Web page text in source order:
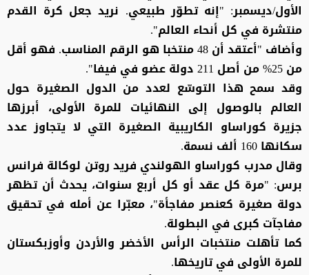
الأول/ديسمبر: "إنه تطوّر طبيعي. نريد جعل كرة القدم
منتشرة في كل أنحاء العالم".
وأضاف "أعتقد أن 48 منتخبا هو الرقم المناسب. فهو أقل
من 25% من أصل 211 دولة عضو في فيفا".
وقد سمح هذا التوسّع لعدد من الدول الصغيرة حول
العالم بالوصول إلى النهائيات للمرة الأولى، أبرزها
جزيرة كوراساو الكاريبية الصغيرة التي لا يتجاوز عدد
سكانها 160 ألف نسمة.
وقال مدرب كوراساو الهولندي فريد روتن لوكالة فرانس
برس: "مرة كل عقد أو كل أربع سنوات، يحدث أن تظهر
دولة صغيرة كعنصر مفاجأة"، معبّرا عن أمله في تحقيق
مفاجآت كبرى في البطولة.
كما تأهلت منتخبات الرأس الأخضر والأردن وأوزبكستان
للمرة الأولى في تاريخها.